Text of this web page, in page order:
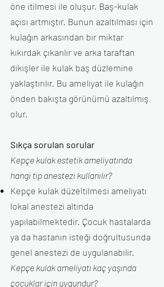
öne itilmesi ile oluşur. Baş-kulak
açısı artmıştır. Bunun azaltılması için
kulağın arkasından bir miktar
kıkırdak çıkarılır ve arka taraftan
dikişler ile kulak baş düzlemine
yaklaştırılır. Bu ameliyat ile kulağın
önden bakışta görünümü azaltılmış
olur.
Sıkça sorulan sorular
Kepçe kulak estetik ameliyatında
hangi tip anestezi kullanılır?
Kepçe kulak düzeltilmesi ameliyatı
lokal anestezi altında
yapılabilmektedir. Çocuk hastalarda
ya da hastanın isteği doğrultusunda
genel anestezi de uygulanabilir.
Kepçe kulak ameliyatı kaç yaşında
çocuklar için uygundur?